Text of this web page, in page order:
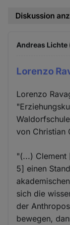
Diskussion
Andreas
Lorenzo
Lorenzo
von Christian
"(...) Clement
5] einen
sich die
der
bewegen,